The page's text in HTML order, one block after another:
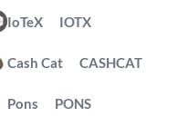
IoTeX IOTX
Cash Cat CASHCAT
Pons PONS